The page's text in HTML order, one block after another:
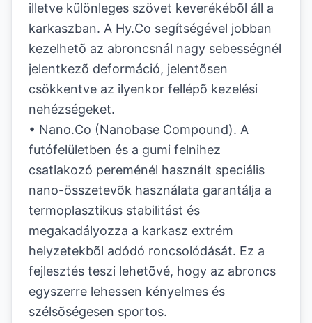
illetve különleges szövet keverékébõl áll a
karkaszban. A Hy.Co segítségével jobban
kezelhetõ az abroncsnál nagy sebességnél
jelentkezõ deformáció, jelentõsen
csökkentve az ilyenkor fellépõ kezelési
nehézségeket.
• Nano.Co (Nanobase Compound). A
futófelületben és a gumi felnihez
csatlakozó pereménél használt speciális
nano-összetevõk használata garantálja a
termoplasztikus stabilitást és
megakadályozza a karkasz extrém
helyzetekbõl adódó roncsolódását. Ez a
fejlesztés teszi lehetõvé, hogy az abroncs
egyszerre lehessen kényelmes és
szélsõségesen sportos.